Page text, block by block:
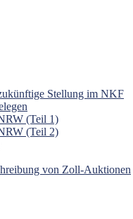
Stellung im NKF
(Teil 1)
(Teil 2)
von Zoll-Auktionen